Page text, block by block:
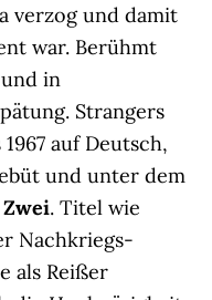
verzog und damit
war. Berühmt
in
Strangers
auf Deutsch,
und unter dem
. Titel wie
Nachkriegs-
als Reißer